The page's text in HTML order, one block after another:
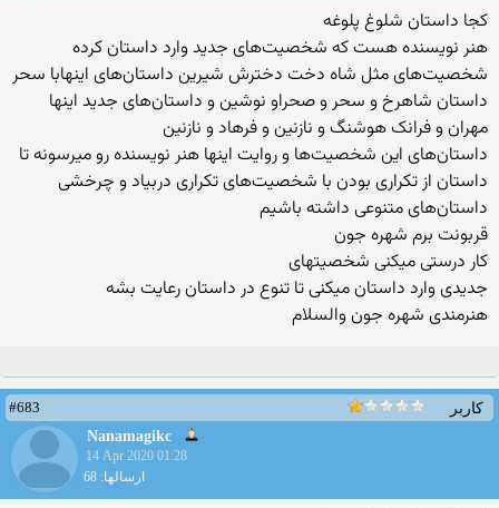
کجا داستان شلوغ پلوغه
هنر نویسنده هست که شخصیت‌های جدید وارد داستان کرده
شخصیت‌های مثل شاه دخت دخترش شیرین داستان‌های اینهابا سحر
داستان شاهرخ و سحر و صحراو نوشین و داستان‌های جدید اینها
مهران و فرانک هوشنگ و نازنین و فرهاد و نازنین
داستان‌های این شخصیت‌ها و روایت اینها هنر نویسنده رو میرسونه تا
داستان از تکراری بودن با شخصیت‌های تکراری دربیاد و چرخشی
داستان‌های متنوعی داشته باشیم
قربونت برم شهره جون
کار درستی میکنی شخصیتهای
جدیدی وارد داستان میکنی تا تنوع در داستان رعایت بشه
هنرمندی شهره جون والسلام
کاربر
#683
Nanamagikc
14 Apr 2020 01:28
ارسالها: 68